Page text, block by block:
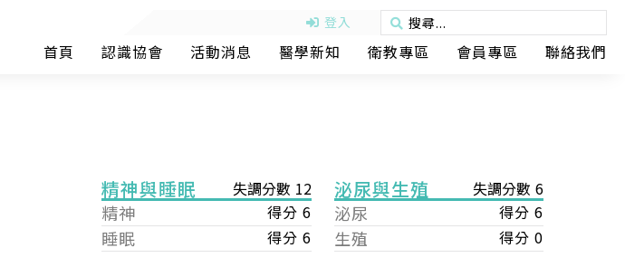
登入
首頁 認識協會 活動消息 醫學新知 衛教專區 會員專區 聯絡我們
精神與睡眠 失調分數 12
精神 得分 6
睡眠 得分 6
泌尿與生殖 失調分數 6
泌尿 得分 6
生殖 得分 0